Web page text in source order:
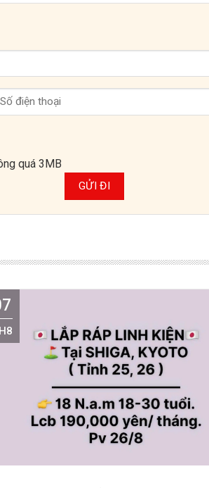
quá 3MB